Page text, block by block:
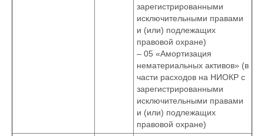
зарегистрированными
исключительными правами
и (или) подлежащих
правовой охране)
– 05 «Амортизация
нематериальных активов» (в
части расходов на НИОКР с
зарегистрированными
исключительными правами
и (или) подлежащих
правовой охране)